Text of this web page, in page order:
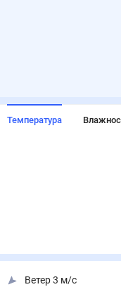
Температура
Ветер 3 м/с